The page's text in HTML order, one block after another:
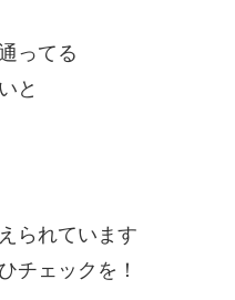
ってる
と
られています
チェックを！